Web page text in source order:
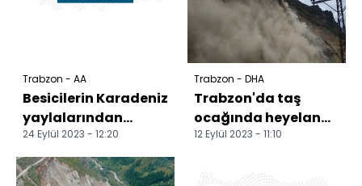
Trabzon - AA
Besicilerin Karadeniz
yaylalarından
dönüş yolculuğu
renkli görüntülere
sahn...
24 Eylül 2023 - 12:20
Trabzon - DHA
Trabzon'da taş
ocağında heyelan
kamerada
12 Eylül 2023 - 11:10